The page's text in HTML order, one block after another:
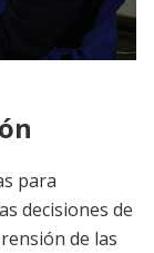
para
decisiones de
de las